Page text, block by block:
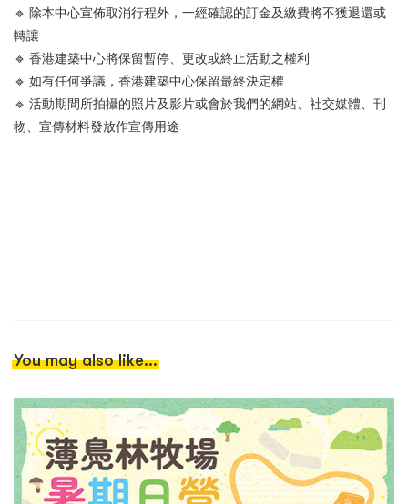
🔹 除本中心宣佈取消行程外，一經確認的訂金及繳費將不獲退還或
轉讓
🔹 香港建築中心將保留暫停、更改或終止活動之權利
🔹 如有任何爭議，香港建築中心保留最終決定權
🔹 活動期間所拍攝的照片及影片或會於我們的網站、社交媒體、刊
物、宣傳材料發放作宣傳用途
You may also like...